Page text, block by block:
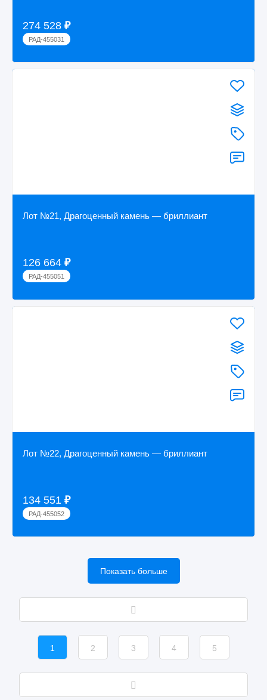
274 528 ₽
РАД-455031
Лот №21, Драгоценный камень — бриллиант
126 664 ₽
РАД-455051
Лот №22, Драгоценный камень — бриллиант
134 551 ₽
РАД-455052
Показать больше
1 2 3 4 5